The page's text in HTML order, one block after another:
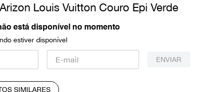
Louis Vuitton Couro Epi Verde
está disponível no momento
estiver disponível
ENVIAR
SIMILARES